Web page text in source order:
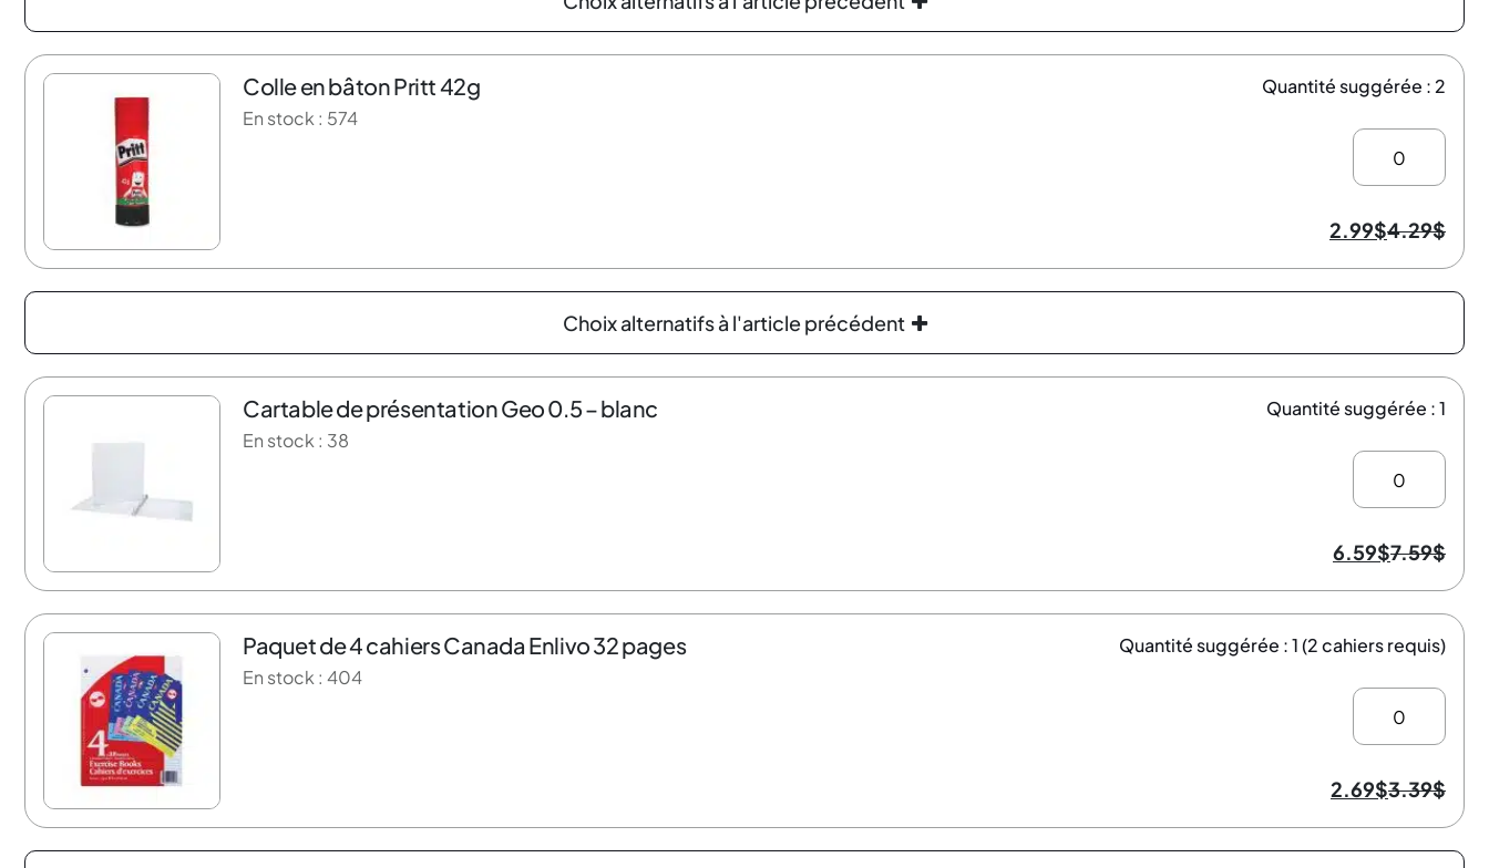
30% de rabais Colle en bâton Pritt 42g
En stock : 574
Quantité suggérée : 2
2.99$4.29$
Choix alternatifs à l'article précédent
13% de rabais Cartable de présentation Geo 0.5 – blanc
En stock : 38
Quantité suggérée : 1
6.59$7.59$
21% de rabais Paquet de 4 cahiers Canada Enlivo 32 pages
En stock : 404
Quantité suggérée : 1 (2 cahiers requis)
2.69$3.39$